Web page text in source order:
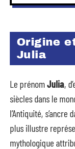
Origine
Julia
Le prénom Julia,
siècles dans le
l’Antiquité, s’ancre
plus illustre
mythologique